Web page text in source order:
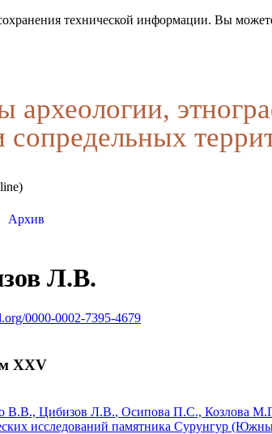
технической информации. Вы
археологии,
Архив
Л.В.
0000-0002-7395-4679
XXV
В.В., Цибизов Л.В., Осипова П.С., Козлова
исследований памятника Сурунгур